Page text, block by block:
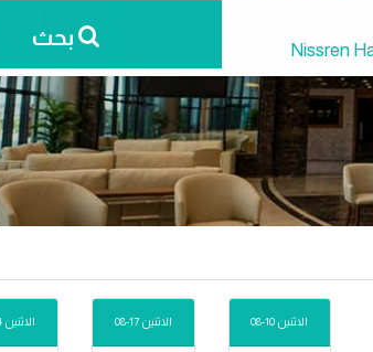
بحث
الاثنين 10-08 الاثنين 17-08 الاثنين 24-08